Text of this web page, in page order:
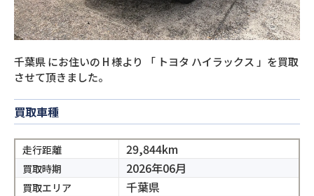
千葉県にお住いの H様より 「 トヨタ ハイラックス 」を買取
させて頂きました。
買取車種
走行距離 29,844km
買取時期 2026年06月
買取エリア 千葉県